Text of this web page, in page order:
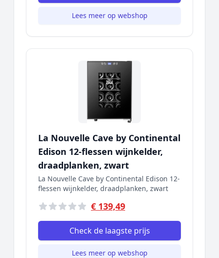
Lees meer op webshop
La Nouvelle Cave by Continental
Edison 12-flessen wijnkelder,
draadplanken, zwart
La Nouvelle Cave by Continental Edison 12-
flessen wijnkelder, draadplanken, zwart
€ 139,49
Check de laagste prijs
Lees meer op webshop